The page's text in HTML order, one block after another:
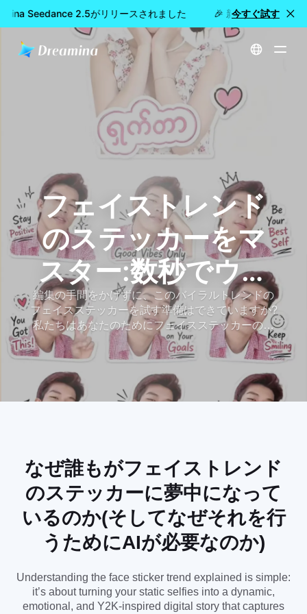
Seedance 2.5がリリースされました 🎉 新モデル公開：
今すぐ試す
ホーム
フェイストレンド
のステッカーをマ
スター:数秒でウイ
ルス性のAIステッ
カー写真を作成!
編集の手間をかけずに、このバイラルトレンドの
フェイスステッカーを試す準備はできていますか?
私たちはあなたのためにフェイスステッカーのト
レンドを説明しています。私たちの高度なAIパワ
ードツールを使用すると、トレンディなステッカ
ー写真やカスタムフェイスステッカーグリッドを
即座に生成できます。AIステッカーとChat GPTテ
クノロジーの魔法を活用することで、簡単にフェ
ートリアルを探すのをやめて、作成を始めましょ
う。あなただけのユニークで独占的なステッカー
は、たった1クリックで手に入ります!
なぜ誰もがフェイストレンド
のステッカーに夢中になって
いるのか(そしてなぜそれを行
うためにAIが必要なのか)
Understanding the face sticker trend explained is simple:
it’s about turning your static selfies into a dynamic,
emotional, and Y2K-inspired digital story that captures